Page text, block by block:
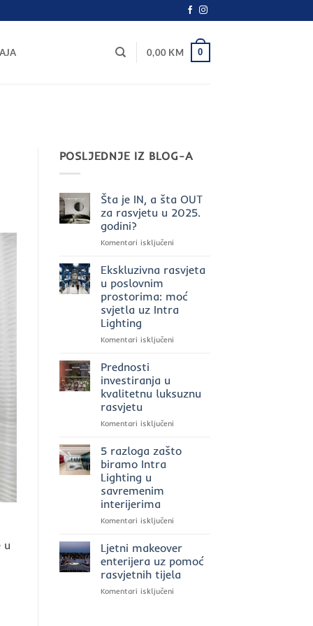
0,00 KM 0
u
POSLJEDNJE IZ BLOG-A
Šta je IN, a šta OUT
za rasvjetu u 2025.
godini?
Komentari isključeniza
IN,
šta
OUT
rasvjetu
Ekskluzivna rasvjeta
u poslovnim
prostorima: moć
svjetla uz Intra
Lighting
Komentari isključeniza
prostorima:
svjetla
Lighting
Prednosti
investiranja u
kvalitetnu luksuznu
rasvjetu
Komentari isključeniza
investiranja
u
5 razloga zašto
biramo Intra
Lighting u
savremenim
interijerima
Komentari isključeniza
zašto
biramo
Intra
Lighting
Ljetni makeover
enterijera uz pomoć
rasvjetnih tijela
Komentari isključeniza